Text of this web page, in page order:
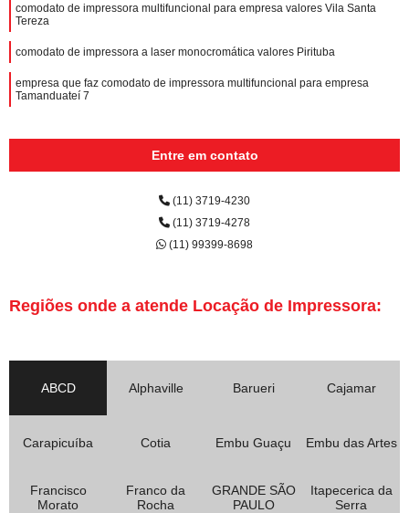
comodato de impressora multifuncional para empresa valores Vila Santa
Tereza
comodato de impressora a laser monocromática valores Pirituba
empresa que faz comodato de impressora multifuncional para empresa
Tamanduateí 7
Entre em contato
(11) 3719-4230
(11) 3719-4278
(11) 99399-8698
Regiões onde a atende Locação de Impressora:
ABCD Alphaville Barueri Cajamar
Carapicuíba Cotia Embu Guaçu Embu das Artes
Francisco
Morato
Franco da
Rocha
GRANDE SÃO
PAULO
Itapecerica da
Serra